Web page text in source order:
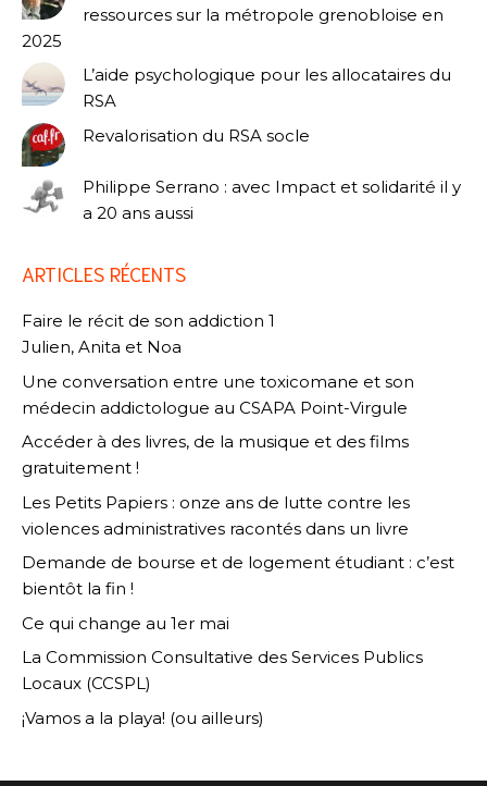
ressources sur la métropole grenobloise en
2025
L’aide psychologique pour les allocataires du
RSA
Revalorisation du RSA socle
Philippe Serrano : avec Impact et solidarité il y
a 20 ans aussi
ARTICLES RÉCENTS
Faire le récit de son addiction 1
Julien, Anita et Noa
Une conversation entre une toxicomane et son
médecin addictologue au CSAPA Point-Virgule
Accéder à des livres, de la musique et des films
gratuitement !
Les Petits Papiers : onze ans de lutte contre les
violences administratives racontés dans un livre
Demande de bourse et de logement étudiant : c’est
bientôt la fin !
Ce qui change au 1er mai
La Commission Consultative des Services Publics
Locaux (CCSPL)
¡Vamos a la playa! (ou ailleurs)